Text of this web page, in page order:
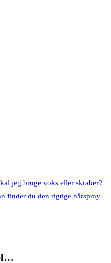
jeg bruge voks eller skraber?
finder du den rigtige hårspray